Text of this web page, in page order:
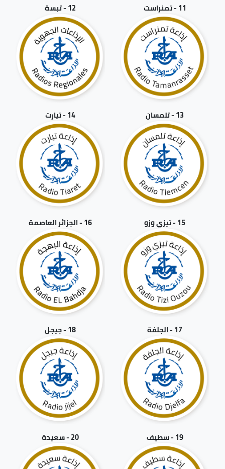
11 - تمنراست 12 - تبسة
13 - تلمسان 14 - تيارت
15 - تيزي وزو 16 - الجزائر العاصمة
17 - الجلفة 18 - جيجل
19 - سطيف 20 - سعيدة